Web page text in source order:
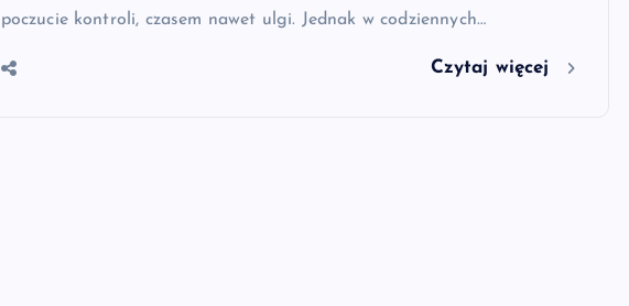
poczucie kontroli, czasem nawet ulgi. Jednak w codziennych…
Czytaj więcej